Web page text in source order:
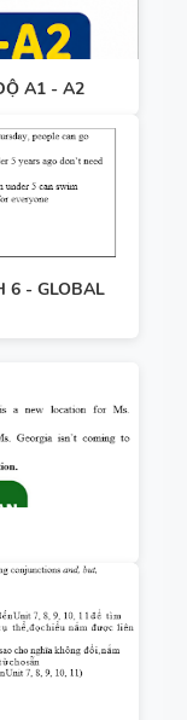
A1 - A2
6 - GLOBAL